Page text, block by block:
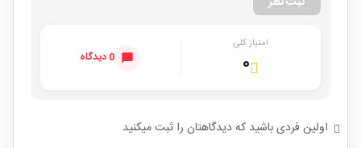
امتیاز کلی
۰ 0 دیدگاه
اولین فردی باشید که دیدگاهتان را ثبت میکنید